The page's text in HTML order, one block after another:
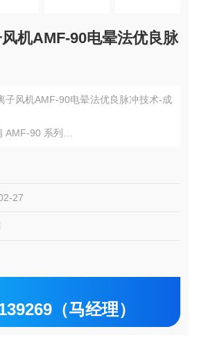
机AMF-90电晕法优良脉
子风机AMF-90电晕法优良脉冲技术-成
AMF-90 系列
产生的离子中和大体静电的装置。
27
（马经理）